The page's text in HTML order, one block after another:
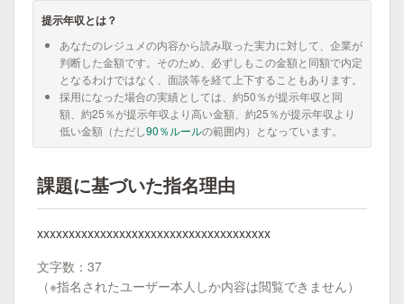
提示年収とは？
あなたのレジュメの内容から読み取った実力に対して、企業が
判断した金額です。そのため、必ずしもこの金額と同額で内定
となるわけではなく、面談等を経て上下することもあります。
採用になった場合の実績としては、約50％が提示年収と同
額、約25％が提示年収より高い金額、約25％が提示年収より
低い金額（ただし90％ルールの範囲内）となっています。
課題に基づいた指名理由
xxxxxxxxxxxxxxxxxxxxxxxxxxxxxxxxxxxxx
文字数：37
（※指名されたユーザー本人しか内容は閲覧できません）